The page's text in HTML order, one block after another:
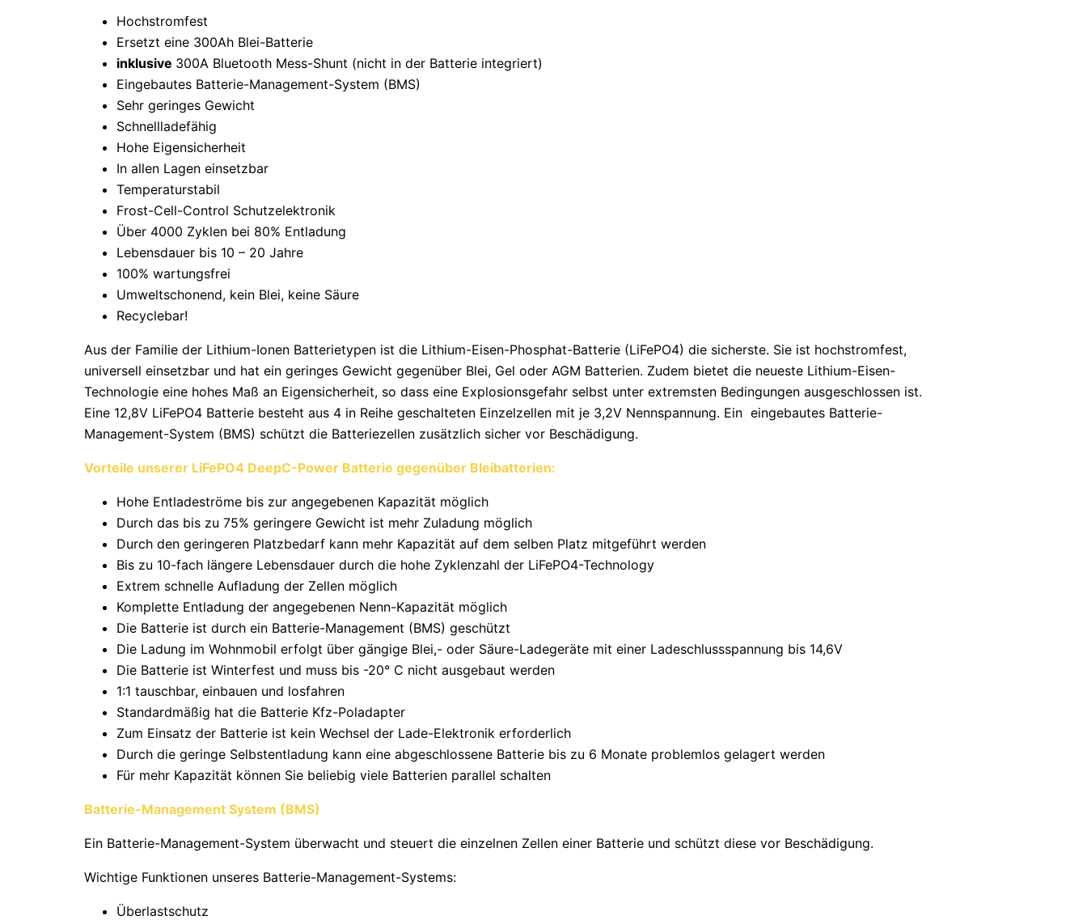
Hochstromfest
Ersetzt eine 300Ah Blei-Batterie
inklusive 300A Bluetooth Mess-Shunt (nicht in der Batterie integriert)
Eingebautes Batterie-Management-System (BMS)
Sehr geringes Gewicht
Schnellladefähig
Hohe Eigensicherheit
In allen Lagen einsetzbar
Temperaturstabil
Frost-Cell-Control Schutzelektronik
Über 4000 Zyklen bei 80% Entladung
Lebensdauer bis 10 – 20 Jahre
100% wartungsfrei
Umweltschonend, kein Blei, keine Säure
Recyclebar!
Aus der Familie der Lithium-Ionen Batterietypen ist die Lithium-Eisen-Phosphat-Batterie (LiFePO4) die sicherste. Sie ist hochstromfest,
universell einsetzbar und hat ein geringes Gewicht gegenüber Blei, Gel oder AGM Batterien. Zudem bietet die neueste Lithium-Eisen-
Technologie eine hohes Maß an Eigensicherheit, so dass eine Explosionsgefahr selbst unter extremsten Bedingungen ausgeschlossen ist.
Eine 12,8V LiFePO4 Batterie besteht aus 4 in Reihe geschalteten Einzelzellen mit je 3,2V Nennspannung. Ein eingebautes Batterie-
Management-System (BMS) schützt die Batteriezellen zusätzlich sicher vor Beschädigung.
Vorteile unserer LiFePO4 DeepC-Power Batterie gegenüber Bleibatterien:
Hohe Entladeströme bis zur angegebenen Kapazität möglich
Durch das bis zu 75% geringere Gewicht ist mehr Zuladung möglich
Durch den geringeren Platzbedarf kann mehr Kapazität auf dem selben Platz mitgeführt werden
Bis zu 10-fach längere Lebensdauer durch die hohe Zyklenzahl der LiFePO4-Technology
Extrem schnelle Aufladung der Zellen möglich
Komplette Entladung der angegebenen Nenn-Kapazität möglich
Die Batterie ist durch ein Batterie-Management (BMS) geschützt
Die Ladung im Wohnmobil erfolgt über gängige Blei,- oder Säure-Ladegeräte mit einer Ladeschlussspannung bis 14,6V
Die Batterie ist Winterfest und muss bis -20° C nicht ausgebaut werden
1:1 tauschbar, einbauen und losfahren
Standardmäßig hat die Batterie Kfz-Poladapter
Zum Einsatz der Batterie ist kein Wechsel der Lade-Elektronik erforderlich
Durch die geringe Selbstentladung kann eine abgeschlossene Batterie bis zu 6 Monate problemlos gelagert werden
Für mehr Kapazität können Sie beliebig viele Batterien parallel schalten
Batterie-Management System (BMS)
Ein Batterie-Management-System überwacht und steuert die einzelnen Zellen einer Batterie und schützt diese vor Beschädigung.
Wichtige Funktionen unseres Batterie-Management-Systems:
Überlastschutz